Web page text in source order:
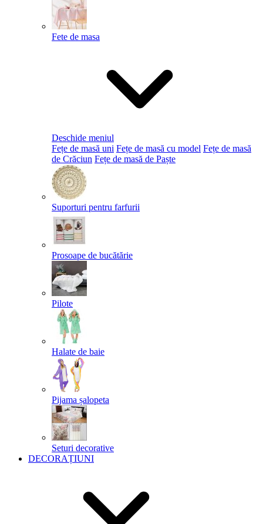
Fete de masa
Deschide meniul
Fețe de masă uni Fețe de masă cu model Fețe de masă
de Crăciun Fețe de masă de Paște​
Suporturi pentru farfurii
Prosoape de bucătărie
Pilote
Halate de baie
Pijama șalopeta
Seturi decorative
DECORAȚIUNI